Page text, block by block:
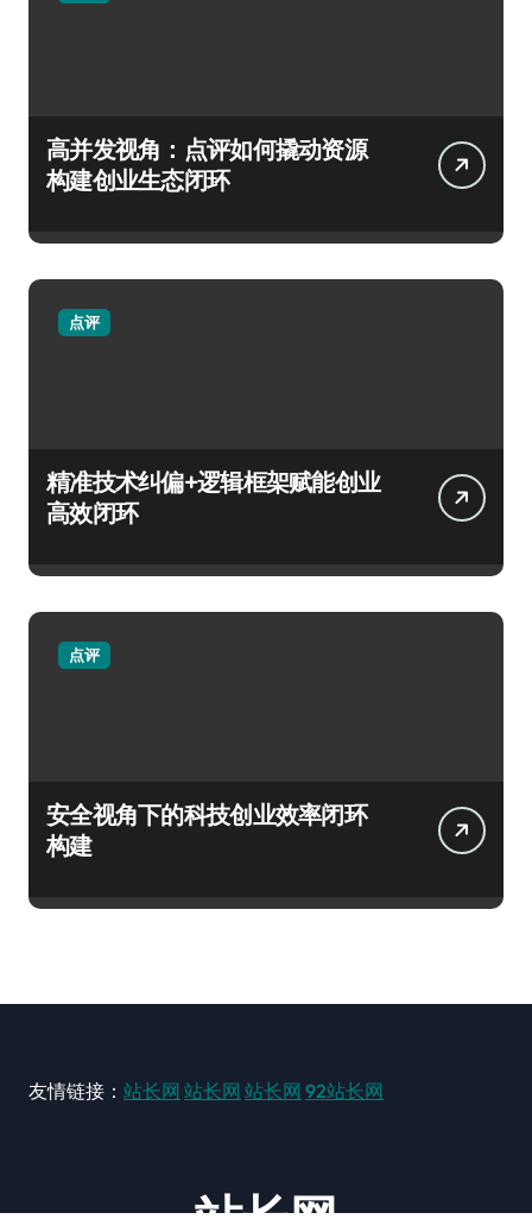
高并发视角：点评如何撬动资源
构建创业生态闭环
点评
精准技术纠偏+逻辑框架赋能创业
高效闭环
点评
安全视角下的科技创业效率闭环
构建
友情链接： 站长网 站长网 站长网 92站长网